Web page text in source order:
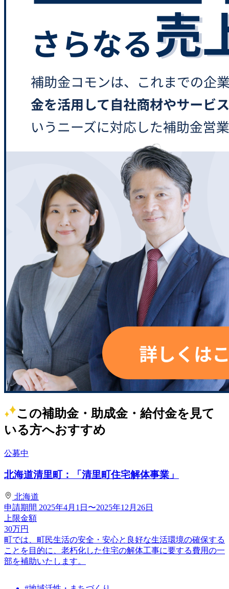
この補助金・助成金・給付金を見て
いる方へおすすめ
公募中
北海道清里町：「清里町住宅解体事業」
北海道
申請期間 2025年4月1日〜2025年12月26日
上限金額
30万円
町では、町民生活の安全・安心と良好な生活環境の確保する
ことを目的に、老朽化した住宅の解体工事に要する費用の一
部を補助いたします。